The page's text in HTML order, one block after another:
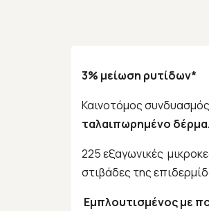
3% μείωση ρυτίδων*
Καινοτόμος συνδυασμός
ταλαιπωρημένο δέρμα.
225 εξαγωνικές
στιβάδες της
Εμπλουτισμένος με